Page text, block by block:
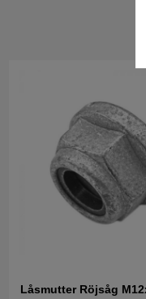
Låsmutter Röjsåg